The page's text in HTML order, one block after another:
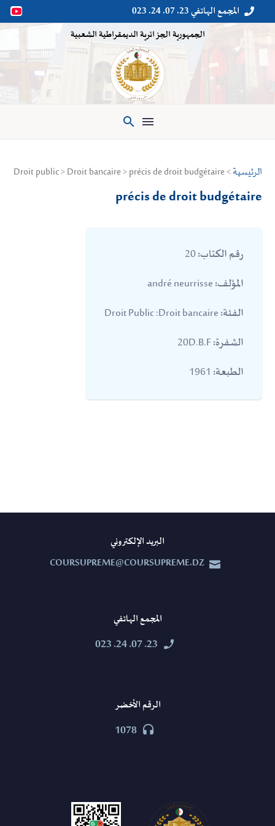

 المجمع الهاتفي 23. 07. 24. 023
الجمهورية الجزائرية الديمقراطية الشعبية

الرئيسية> Droit public > Droit bancaire > précis de droit budgétaire
précis de droit budgétaire
رقم الكتاب:
المؤلف:
الفئة:
الشفرة:
الطبعة:
البريد الإلكتروني


COURSUPREME@COURSUPREME.DZ
المجمع الهاتفي


23. 07. 24. 023
الرقم الأخضر


1078